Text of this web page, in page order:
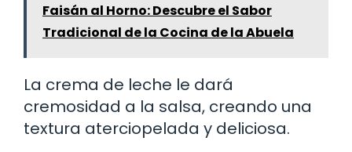
Faisán al Horno: Descubre el Sabor
Tradicional de la Cocina de la Abuela
La crema de leche le dará
cremosidad a la salsa, creando una
textura aterciopelada y deliciosa.